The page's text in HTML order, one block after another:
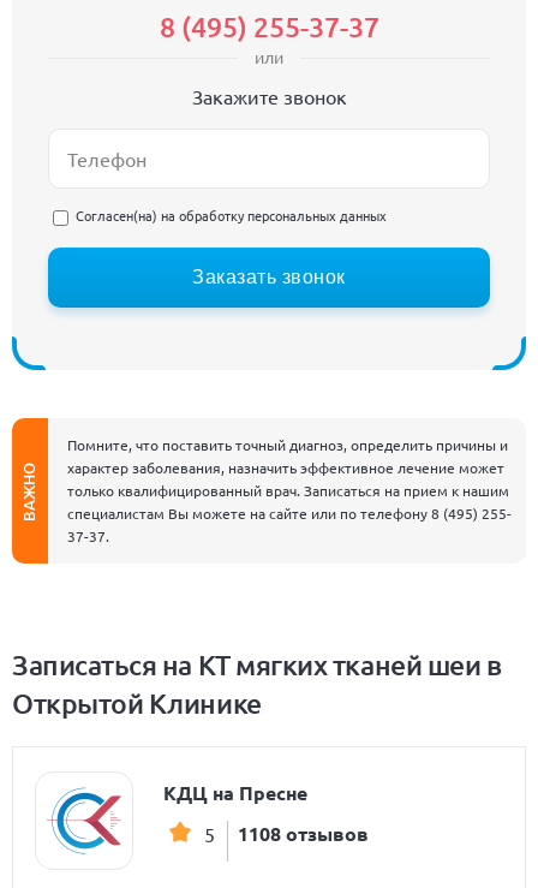
8 (495) 255-37-37
или
Закажите звонок
Согласен(на) на обработку персональных данных
Заказать звонок
ВАЖНО
Помните, что поставить точный диагноз, определить причины и
характер заболевания, назначить эффективное лечение может
только квалифицированный врач. Записаться на прием к нашим
специалистам Вы можете на сайте или по телефону8 (495) 255-
37-37.
Записаться на КТ мягких тканей шеи в
Открытой Клинике
КДЦ на Пресне
5 1108 отзывов